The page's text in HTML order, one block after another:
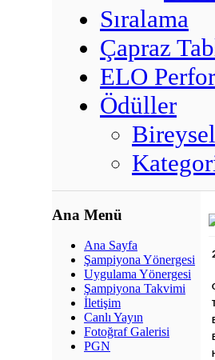
Sıralama
Çapraz
ELO
Ödüller
Ana Menü
Ana Sayfa
Şampiyona Yönergesi
Uygulama Yönergesi
Şampiyona Takvimi
İletişim
Canlı Yayın
Fotoğraf Galerisi
PGN